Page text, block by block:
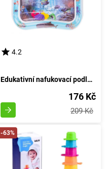
4.2
Edukativní nafukovací podložka s vodními motivy: design 5
176 Kč
209 Kč
-63%